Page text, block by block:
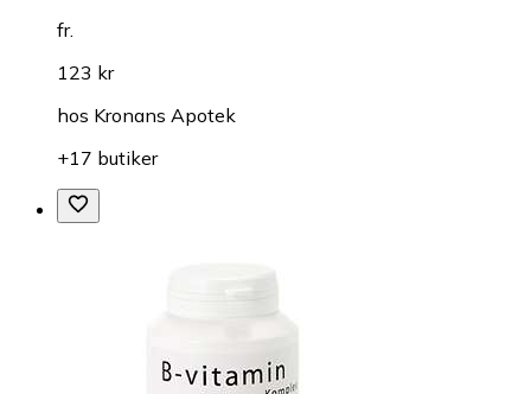
fr.
123 kr
hos Kronans Apotek
+17 butiker